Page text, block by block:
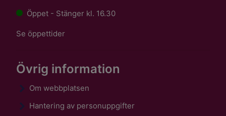
Öppet - Stänger kl. 16.30
Se öppettider
Övrig information
Om webbplatsen
Hantering av personuppgifter